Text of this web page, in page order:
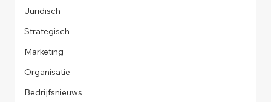
Juridisch
Strategisch
Marketing
Organisatie
Bedrijfsnieuws